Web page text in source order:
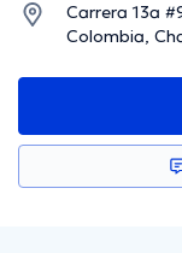
Carrera 13a
Colombia,